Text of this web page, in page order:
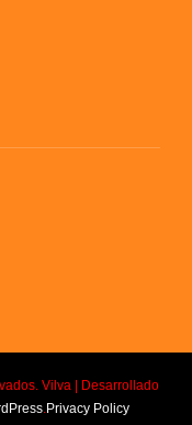
Vilva | Desarrollado
Privacy Policy